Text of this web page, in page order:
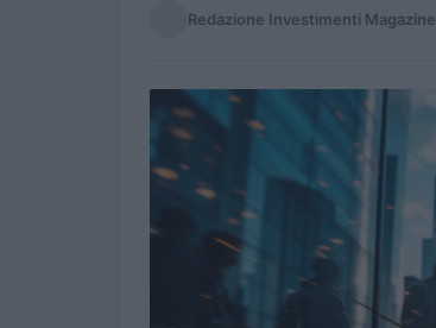
Redazione Investimenti Magazine